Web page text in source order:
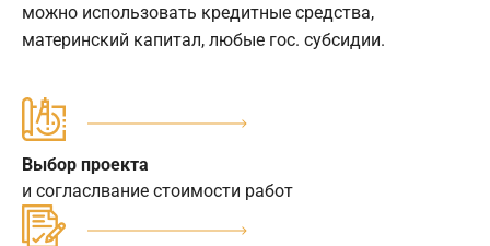
можно использовать кредитные средства,
материнский капитал, любые гос. субсидии.
Выбор проекта
и согласлвание стоимости работ